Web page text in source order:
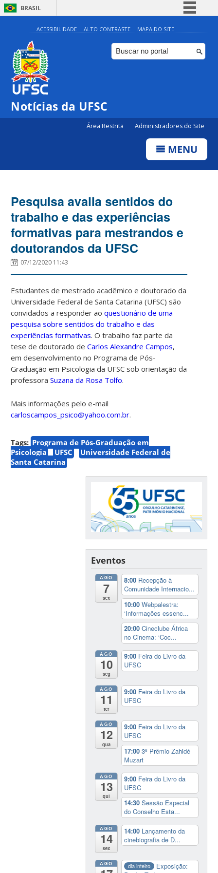
BRASIL
Simplifique!
Comunica BR
Participe
ACESSIBILIDADE ALTO CONTRASTE MAPA DO SITE
Notícias da UFSC
Área Restrita Administradores do Site
MENU
Pesquisa avalia sentidos do
trabalho e das experiências
formativas para mestrandos e
doutorandos da UFSC
07/12/2020 11:43
Estudantes de mestrado acadêmico e doutorado da
Universidade Federal de Santa Catarina (UFSC) são
convidados a responder ao questionário de uma
pesquisa sobre sentidos do trabalho e das
experiências formativas. O trabalho faz parte da
tese de doutorado deCarlos Alexandre Campos,
em desenvolvimento no Programa de Pós-
Graduação em Psicologia da UFSC sob orientação da
professoraSuzana da Rosa Tolfo.
Mais informações pelo e-mail
carloscampos_psico@yahoo.com.br.
Tags: Programa de Pós-Graduação em
Psicologia
UFSC
Universidade Federal de
Santa Catarina
Eventos
AGO
7
sex
8:00 Recepção à
Comunidade Internacio...
10:00Webpalestra:
‘Informações essenc...
20:00Cineclube África
no Cinema: ‘Coc...
AGO
10
seg
9:00 Feira do Livro da
UFSC
AGO
11
ter
9:00 Feira do Livro da
UFSC
AGO
12
qua
9:00 Feira do Livro da
UFSC
17:003º Prêmio Zahidé
Muzart
AGO
13
qui
9:00 Feira do Livro da
UFSC
14:30Sessão Especial
do Conselho Esta...
AGO
14
sex
14:00 Lançamento da
cinebiografia de D...
AGO dia inteiro
Exposição: